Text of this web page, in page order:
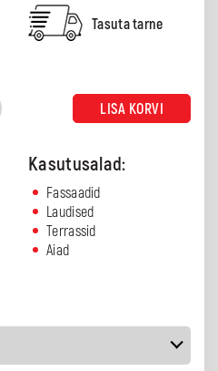
Tasuta tarne
LISA KORVI
Kasutusalad:
Fassaadid
Laudised
Terrassid
Aiad